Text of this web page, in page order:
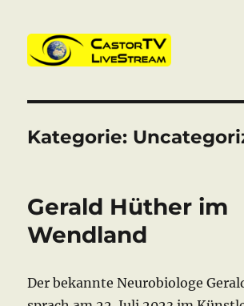
Kategorie:
Gerald Hüther im
Wendland
Der bekannte Neurobiologe